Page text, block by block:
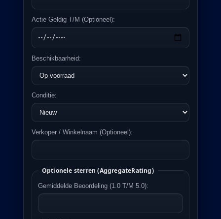
Actie Geldig T/m (optioneel):
Beschikbaarheid:
Conditie:
Verkoper / Winkelnaam (optioneel):
Optionele sterren (AggregateRating)
Gemiddelde Beoordeling (1.0 T/m 5.0):